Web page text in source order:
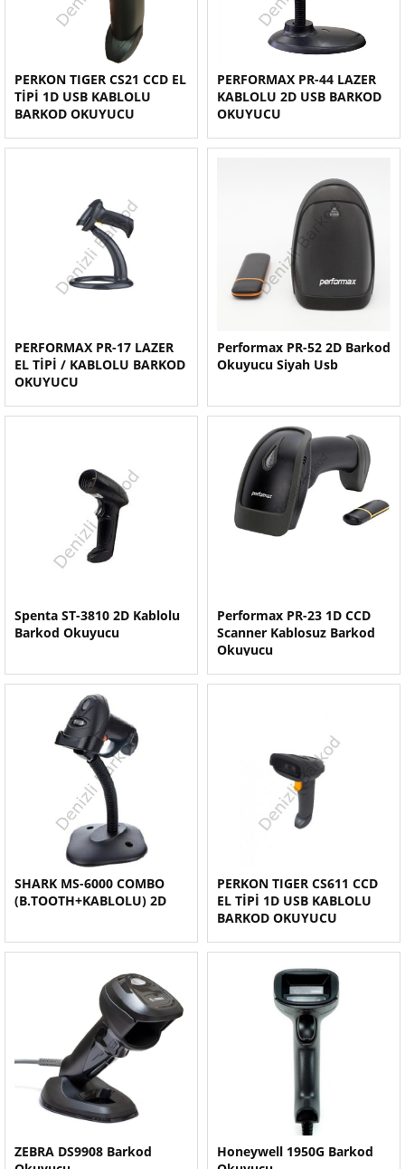
PERKON TIGER CS21 CCD EL
TİPİ 1D USB KABLOLU
BARKOD OKUYUCU
PERFORMAX PR-44 LAZER
KABLOLU 2D USB BARKOD
OKUYUCU
PERFORMAX PR-17 LAZER
EL TİPİ / KABLOLU BARKOD
OKUYUCU
Performax PR-52 2D Barkod
Okuyucu Siyah Usb
Spenta ST-3810 2D Kablolu
Barkod Okuyucu
Performax PR-23 1D CCD
Scanner Kablosuz Barkod
Okuyucu
SHARK MS-6000 COMBO
(B.TOOTH+KABLOLU) 2D
PERKON TIGER CS611 CCD
EL TİPİ 1D USB KABLOLU
BARKOD OKUYUCU
ZEBRA DS9908 Barkod
Honeywell 1950G Barkod